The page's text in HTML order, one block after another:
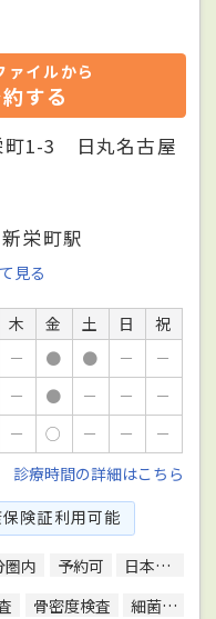
ァイルから
する
町1-3 日丸名古屋
栄町駅
見る
木 金 土 日
祝
－ ● ● －
－
－ ● － －
－
－ ○ － －
－
診療時間の詳細はこちら
険証利用可能
圏内 予約可
日本内科学会総合内科専門医
骨密度検査 細菌検査